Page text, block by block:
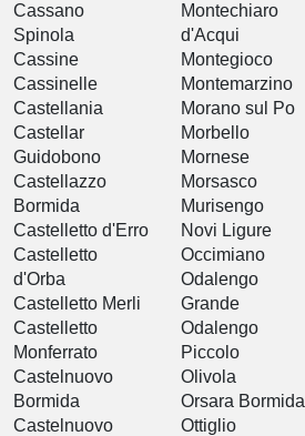
Cassano
Spinola
Cassine
Cassinelle
Castellania
Castellar
Guidobono
Castellazzo
Bormida
Castelletto d'Erro
Castelletto
d'Orba
Castelletto Merli
Castelletto
Monferrato
Castelnuovo
Bormida
Castelnuovo
Montechiaro
d'Acqui
Montegioco
Montemarzino
Morano sul Po
Morbello
Mornese
Morsasco
Murisengo
Novi Ligure
Occimiano
Odalengo
Grande
Odalengo
Piccolo
Olivola
Orsara Bormida
Ottiglio